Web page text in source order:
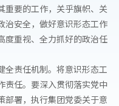
重要的工作，关乎旗帜、关
治安全，做好意识形态工作
度重视、全力抓好的政治任
全责任机制。将意识形态工
责任。要深入贯彻落实党中
部署，执行集团党委关于意